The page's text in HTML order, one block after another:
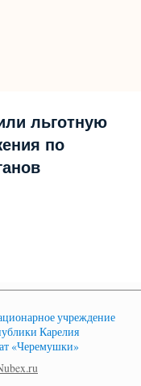
льготную
по
учреждение
Карелия
«Черемушки»